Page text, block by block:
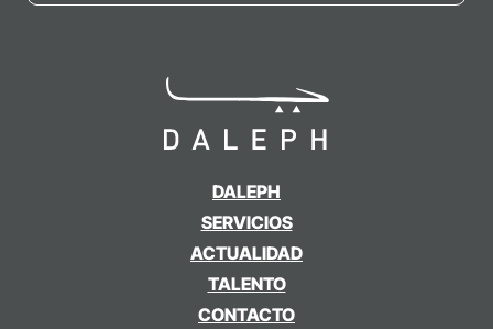
DALEPH
SERVICIOS
ACTUALIDAD
TALENTO
CONTACTO